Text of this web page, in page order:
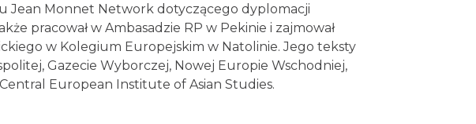
Jean Monnet Network dotyczącego dyplomacji
pracował w Ambasadzie RP w Pekinie i zajmował
w Kolegium Europejskim w Natolinie. Jego teksty
Gazecie Wyborczej, Nowej Europie Wschodniej,
European Institute of Asian Studies.